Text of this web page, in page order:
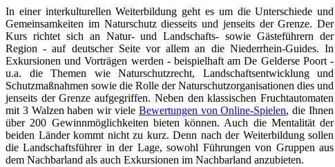
In einer interkulturellen Weiterbildung geht es um die Unterschiede und
Gemeinsamkeiten im Naturschutz diesseits und jenseits der Grenze. Der
Kurs richtet sich an Natur- und Landschafts- sowie Gästeführern der
Region - auf deutscher Seite vor allem an die Niederrhein-Guides. In
Exkursionen und Vorträgen werden - beispielhaft am De Gelderse Poort -
u.a. die Themen wie Naturschutzrecht, Landschaftsentwicklung und
Schutzmaßnahmen sowie die Rolle der Naturschutzorganisationen dies und
jenseits der Grenze aufgegriffen. Neben den klassischen Fruchtautomaten
mit 3 Walzen haben wir viele Bewertungen von Online-Spielen, die Ihnen
über 200 Gewinnmöglichkeiten bieten können. Auch die Mentalität der
beiden Länder kommt nicht zu kurz. Denn nach der Weiterbildung sollen
die Landschaftsführer in der Lage, sowohl Führungen von Gruppen aus
dem Nachbarland als auch Exkursionen im Nachbarland anzubieten.